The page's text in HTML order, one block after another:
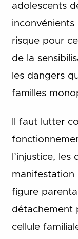
adolescents
risque pour
de la
les dangers
familles
Il faut lutter
l’injustice,
manifestation
figure
détachement
cellule